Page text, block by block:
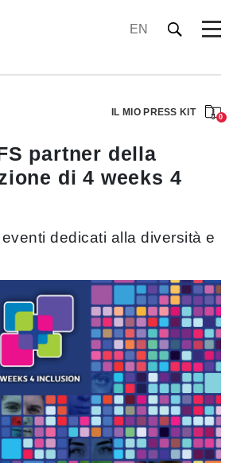
EN
IL MIO PRESS KIT 0
partner della
di 4 weeks 4
dedicati alla diversità e